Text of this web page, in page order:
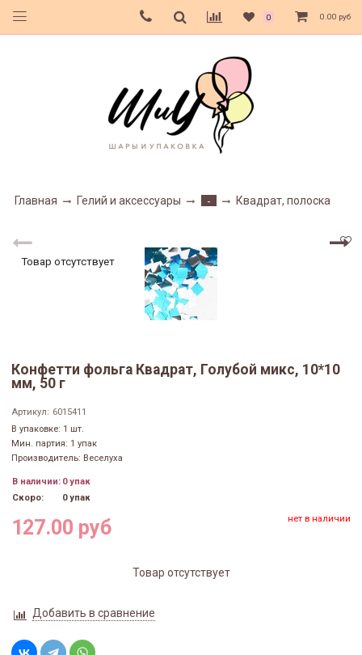
0 0.00 руб
Главная Гелий и аксессуары - Квадрат, полоска
Товар отсутствует
Конфетти фольга Квадрат, Голубой микс, 10*10
мм, 50 г
Артикул: 6015411
В упаковке: 1 шт.
Мин. партия: 1 упак
Производитель: Веселуха
В наличии: 0 упак
Скоро:
0 упак
127.00 руб нет в наличии
Товар отсутствует
Добавить в сравнение